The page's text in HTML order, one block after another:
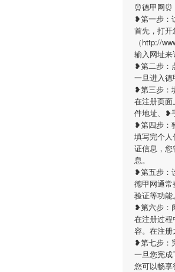
⏰德甲网⏰
❥第一步：
首先，打
（http://
输入网址来
❥第二步：
一旦进入德
❥第三步：
在注册页
件地址、❥
❥第四步：
填写完个
证信息，
息。
❥第五步：
德甲网通
验证等功能
❥第六步：
在注册过
容。在注册
❥第七步：
一旦您完成
您可以畅享